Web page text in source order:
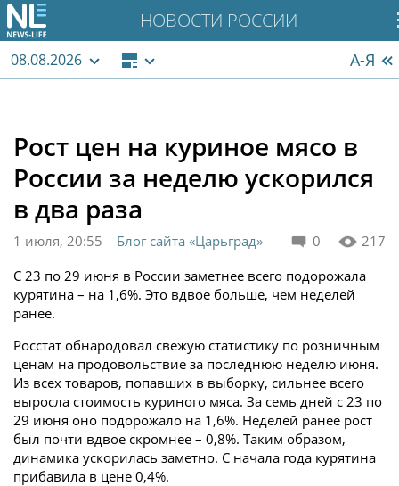
НОВОСТИ РОССИИ
08.08.2026 А-Я
Рост цен на куриное мясо в
России за неделю ускорился
в два раза
0 217
1 июля, 20:55
Блог сайта «Царьград»
С 23 по 29 июня в России заметнее всего подорожала
курятина – на 1,6%. Это вдвое больше, чем неделей
ранее.
Росстат обнародовал свежую статистику по розничным
ценам на продовольствие за последнюю неделю июня.
Из всех товаров, попавших в выборку, сильнее всего
выросла стоимость куриного мяса. За семь дней с 23 по
29 июня оно подорожало на 1,6%. Неделей ранее рост
был почти вдвое скромнее – 0,8%. Таким образом,
динамика ускорилась заметно. С начала года курятина
прибавила в цене 0,4%.